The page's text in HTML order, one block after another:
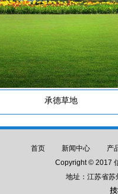
承德草地
首页 新闻中心
产
Copyright © 2017
地址：江苏省